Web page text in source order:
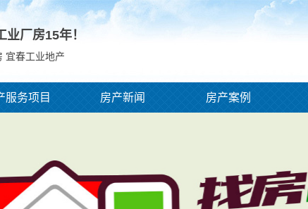
业厂房15年！
宜春工业地产
服务项目 房产新闻 房产案例